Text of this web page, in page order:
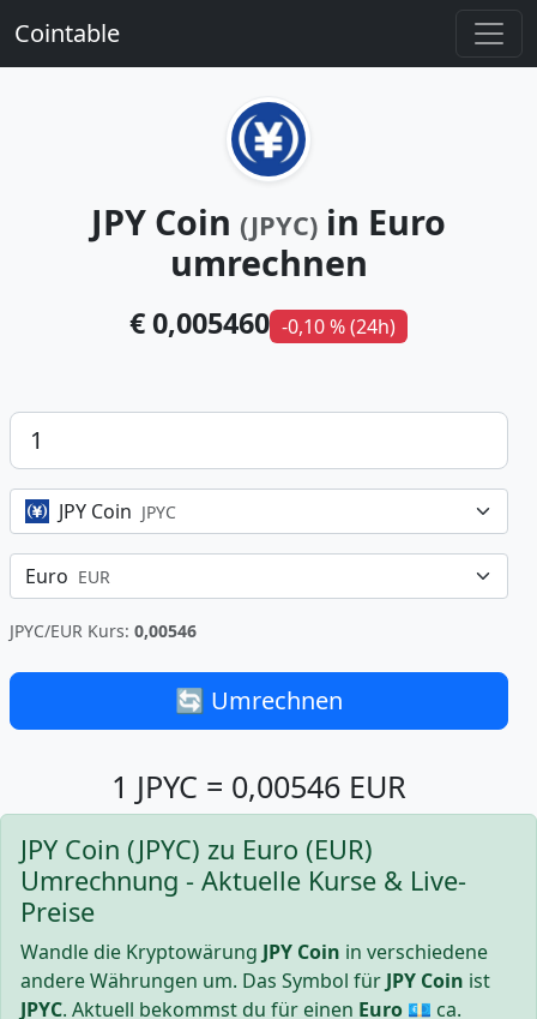
Cointable
JPY Coin (JPYC) in Euro
umrechnen
€ 0,005460 -0,10 % (24h)
Betrag
JPY Coin JPYC
Euro EUR
JPYC/EUR Kurs: 0,00546
🔄 Umrechnen
1 JPYC = 0,00546 EUR
JPY Coin (JPYC) zu Euro (EUR)
Umrechnung - Aktuelle Kurse & Live-
Preise
Wandle die Kryptowärung JPY Coin in verschiedene
andere Währungen um. Das Symbol für JPY Coin ist
JPYC. Aktuell bekommst du für einen Euro 💶 ca.